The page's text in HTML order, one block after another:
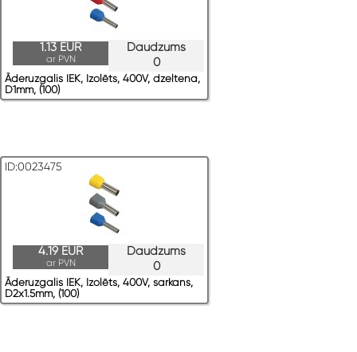
Daudzums
0
1.13 EUR
ar PVN
Āderuzgalis IEK, Izolēts, 400V, dzeltena,
D1mm, (100)
ID:0023475
Daudzums
0
4.19 EUR
ar PVN
Āderuzgalis IEK, Izolēts, 400V, sarkans,
D2x1.5mm, (100)